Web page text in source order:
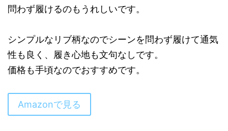
問わず履けるのもうれしいです。
シンプルなリブ柄なのでシーンを問わず履けて通気
性も良く、履き心地も文句なしです。
価格も手頃なのでおすすめです。
Amazonで見る